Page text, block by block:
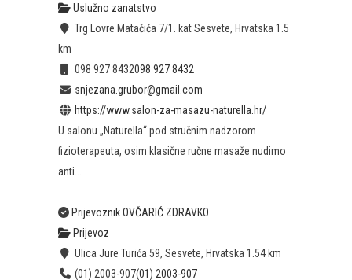
Uslužno zanatstvo
Trg Lovre Matačića 7/1. kat Sesvete, Hrvatska 1.5
km
098 927 8432098 927 8432
snjezana.grubor@gmail.com
https://www.salon-za-masazu-naturella.hr/
U salonu „Naturella“ pod stručnim nadzorom
fizioterapeuta, osim klasične ručne masaže nudimo
anti...
Prijevoznik OVČARIĆ ZDRAVKO
Prijevoz
Ulica Jure Turića 59, Sesvete, Hrvatska 1.54 km
(01) 2003-907(01) 2003-907